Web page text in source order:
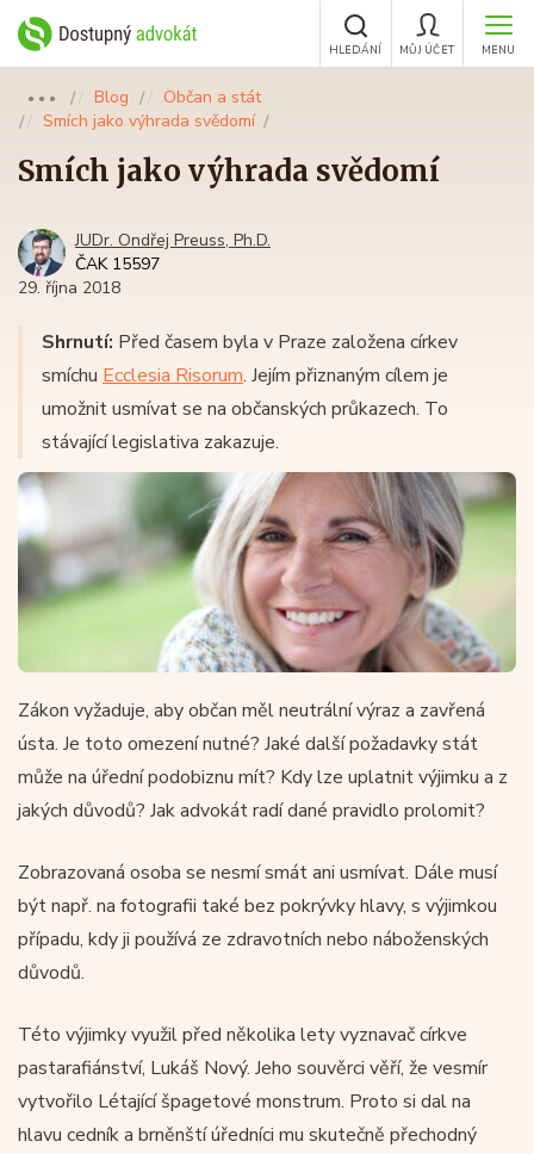
MENU
MŮJ ÚČET
HLEDÁNÍ
●●● Blog
Občan a stát
Smích jako výhrada svědomí
Smích jako výhrada svědomí
JUDr. Ondřej Preuss, Ph.D.
ČAK 15597
29. října 2018
Shrnutí: Před časem byla v Praze založena církev
smíchu Ecclesia Risorum. Jejím přiznaným cílem je
umožnit usmívat se na občanských průkazech. To
stávající legislativa zakazuje.
Zákon vyžaduje, aby občan měl neutrální výraz a zavřená
ústa. Je toto omezení nutné? Jaké další požadavky stát
může na úřední podobiznu mít? Kdy lze uplatnit výjimku a z
jakých důvodů? Jak advokát radí dané pravidlo prolomit?
Zobrazovaná osoba se nesmí smát ani usmívat. Dále musí
být např. na fotografii také bez pokrývky hlavy, s výjimkou
případu, kdy ji používá ze zdravotních nebo náboženských
důvodů.
Této výjimky využil před několika lety vyznavač církve
pastarafiánství, Lukáš Nový. Jeho souvěrci věří, že vesmír
vytvořilo Létající špagetové monstrum. Proto si dal na
hlavu cedník a brněnští úředníci mu skutečně přechodný